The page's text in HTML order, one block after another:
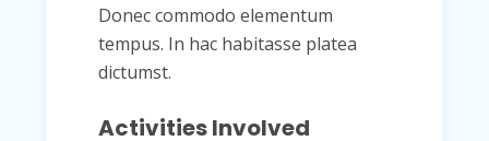
Donec commodo elementum
tempus. In hac habitasse platea
dictumst.
Activities Involved